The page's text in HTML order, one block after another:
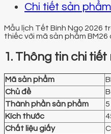
Chi tiết sản phẩm
Mẫu lịch Tết Bính Ngọ 2026
thiếc với mã sản phẩm BM26
1. Thông tin chi tiết
Mã sản phẩm
Chủ đề
Thành phần sản phẩm
Kích thước
Chất liệu giấy